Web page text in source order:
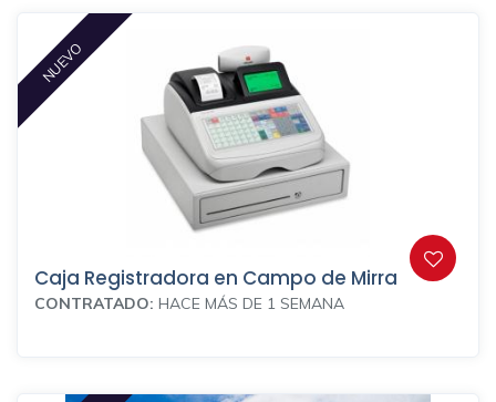
NUEVO
Caja Registradora en Campo de Mirra
CONTRATADO: HACE MÁS DE 1 SEMANA